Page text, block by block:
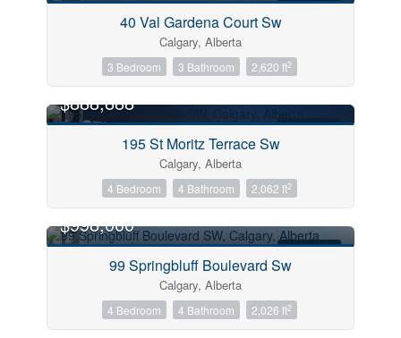
Sub Division
40 Val Gardena Court Sw
Calgary, Alberta
3 Bedroom 3 Bathroom 2,620 ft2
OPEN HOUSE
$888,888
195 St Moritz Terrace Sw
Calgary, Alberta
4 Bedroom 4 Bathroom 2,062 ft2
$998,000
99 Springbluff Boulevard Sw
Calgary, Alberta
4 Bedroom 4 Bathroom 2,026 ft2